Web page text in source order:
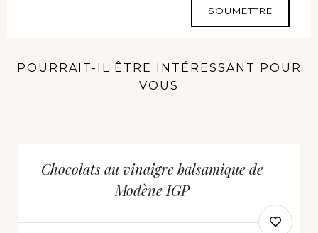
SOUMETTRE
POURRAIT-IL ÊTRE INTÉRESSANT POUR
VOUS
Chocolats au vinaigre balsamique de
Modène IGP